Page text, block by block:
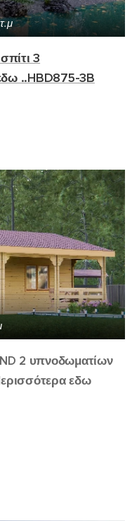
3
..HBD875-3B
2 υπνοδωματίων
εδω